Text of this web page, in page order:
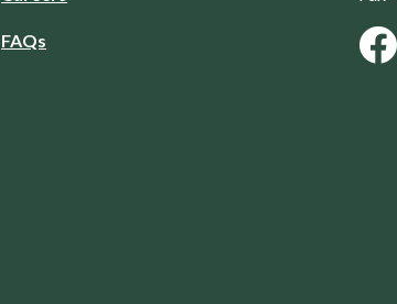
FAQs